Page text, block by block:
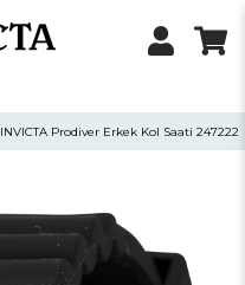
INVICTA Prodiver Erkek Kol Saati 247222